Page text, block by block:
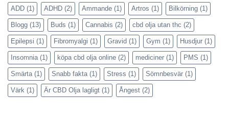
ADD (1) ADHD (2) Ammande (1) Artros (1) Bilkörning (1)
Blogg (13) Buds (1) Cannabis (2) cbd olja utan thc (2)
Epilepsi (1) Fibromyalgi (1) Gravid (1) Gym (1) Husdjur (1)
Insomnia (1) köpa cbd olja online (2) mediciner (1) PMS (1)
Smärta (1) Snabb fakta (1) Stress (1) Sömnbesvär (1)
Värk (1) Är CBD Olja lagligt (1) Ångest (2)